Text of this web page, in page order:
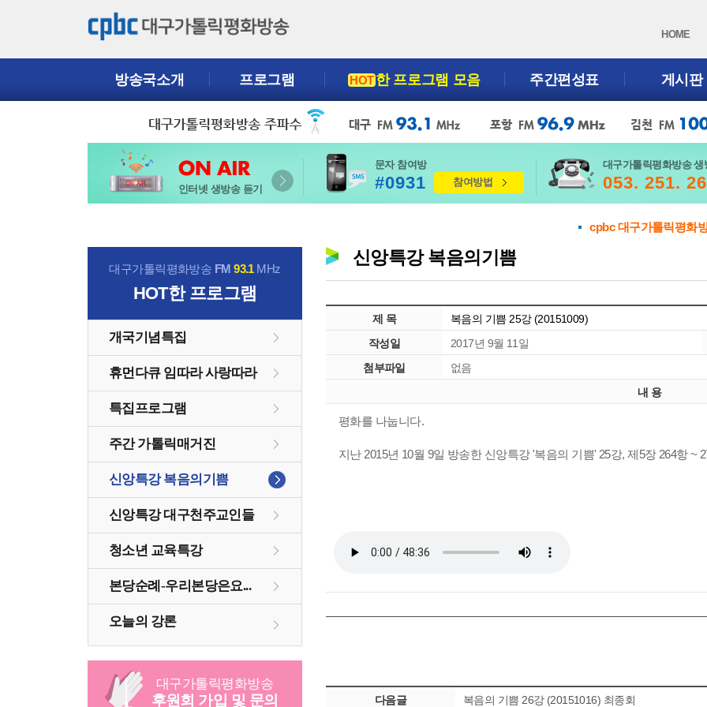
HOME
방송국소개 프로그램 HOT한 프로그램 모음 주간편성표 게시판
인터넷 생방송 듣기
문자 참여방
#0931 참여방법
대구가톨릭평화방송 생
053. 251.
cpbc 대구가톨릭평화
대구가톨릭평화방송 FM93.1MHz
HOT한 프로그램
개국기념특집
휴먼다큐 임따라 사랑따라
특집프로그램
주간 가톨릭매거진
신앙특강 복음의기쁨
신앙특강 대구천주교인들
청소년 교육특강
본당순례-우리본당은요...
오늘의 강론
대구가톨릭평화방송
후원회 가입 및 문의
신앙특강 복음의기쁨
제 목
복음의 기쁨 25강 (20151009)
작성일
2017년 9월 11일
첨부파일
없음
내 용
평화를 나눕니다.
지난 2015년 10월 9일 방송한 신앙특강 '복음의 기쁨' 25강, 제5장 264항 ~
다음글 복음의 기쁨 26강 (20151016) 최종회